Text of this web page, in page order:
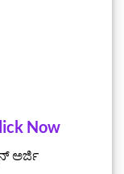
Now
ಅರ್ಜಿ